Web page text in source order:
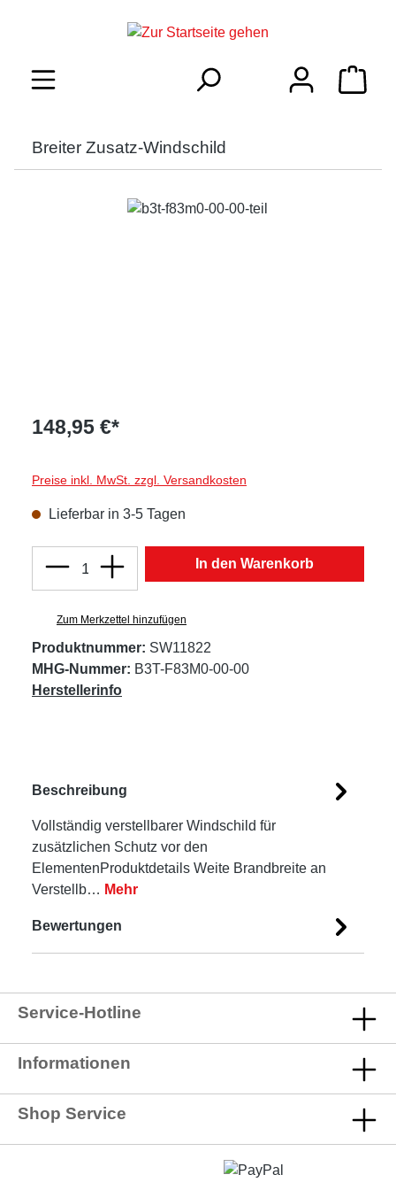
Breiter Zusatz-Windschild
148,95 €*
Preise inkl. MwSt. zzgl. Versandkosten
Lieferbar in 3-5 Tagen
Produkt Anzahl: Gib den gewünschten
In den Warenkorb
Zum Merkzettel hinzufügen
Produktnummer: SW11822
MHG-Nummer: B3T-F83M0-00-00
Herstellerinfo
Beschreibung
Vollständig verstellbarer Windschild für
zusätzlichen Schutz vor den
ElementenProduktdetails Weite Brandbreite an
Verstellb… Mehr
Bewertungen
Service-Hotline
Informationen
Shop Service